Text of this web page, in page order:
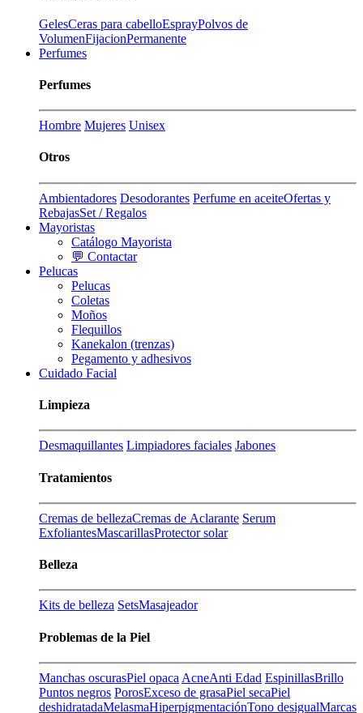
GelesCeras para cabelloEsprayPolvos de
VolumenFijacionPermanente
Perfumes
Perfumes
Hombre Mujeres Unisex
Otros
Ambientadores Desodorantes Perfume en aceiteOfertas y
RebajasSet / Regalos
Mayoristas
Catálogo Mayorista
💬 Contactar
Pelucas
Pelucas
Coletas
Moños
Flequillos
Kanekalon (trenzas)
Pegamento y adhesivos
Cuidado Facial
Limpieza
Desmaquillantes Limpiadores faciales Jabones
Tratamientos
Cremas de bellezaCremas de Aclarante Serum
ExfoliantesMascarillasProtector solar
Belleza
Kits de belleza SetsMasajeador
Problemas de la Piel
Manchas oscurasPiel opaca AcneAnti Edad EspinillasBrillo
Puntos negros PorosExceso de grasaPiel secaPiel
deshidratadaMelasmaHiperpigmentaciónTono desigualMarcas